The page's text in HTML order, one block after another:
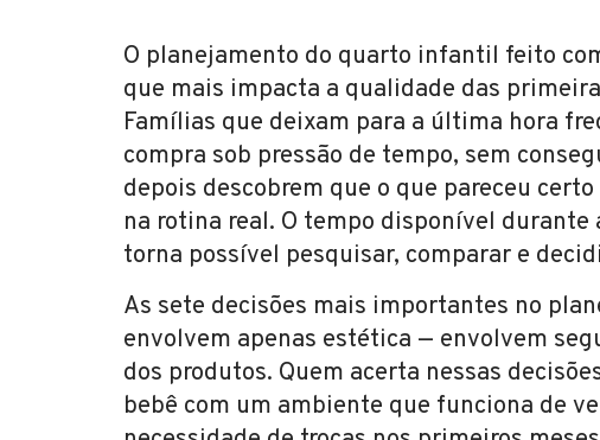
O planejamento do quarto infantil feito
que mais impacta a qualidade das
Famílias que deixam para a última hora
compra sob pressão de tempo, sem
depois descobrem que o que pareceu
na rotina real. O tempo disponível durante
torna possível pesquisar, comparar e
As sete decisões mais importantes no
envolvem apenas estética — envolvem
dos produtos. Quem acerta nessas
bebê com um ambiente que funciona de